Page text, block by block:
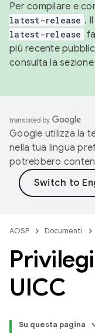
Per compilare e
latest-release .
latest-release
più recente
consulta la sezione
Google utilizza la
nella tua lingua
potrebbero
AOSP Documenti
UICC
Su questa pagina